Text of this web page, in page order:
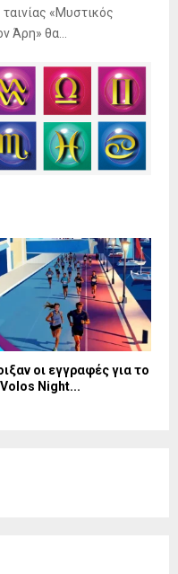
«Μυστικός
Άρη» θα...
οι εγγραφές για το
Night...